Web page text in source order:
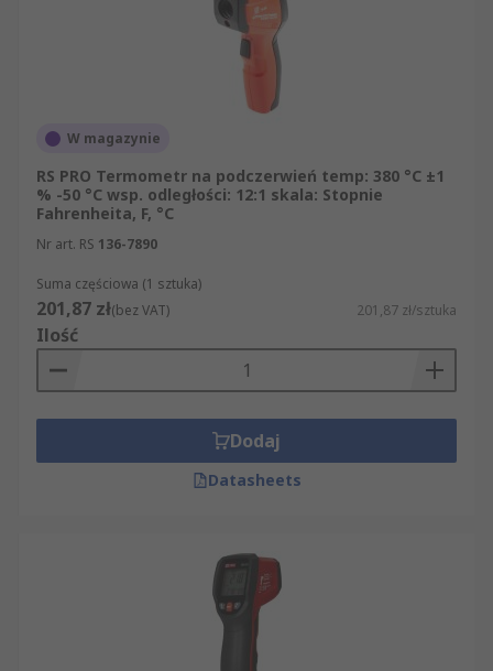
W magazynie
RS PRO Termometr na podczerwień temp: 380 °C ±1
% -50 °C wsp. odległości: 12:1 skala: Stopnie
Fahrenheita, F, °C
Nr art. RS 136-7890
Suma częściowa (1 sztuka)
201,87 zł(bez VAT) 201,87 zł/sztuka
Ilość
Dodaj
Datasheets